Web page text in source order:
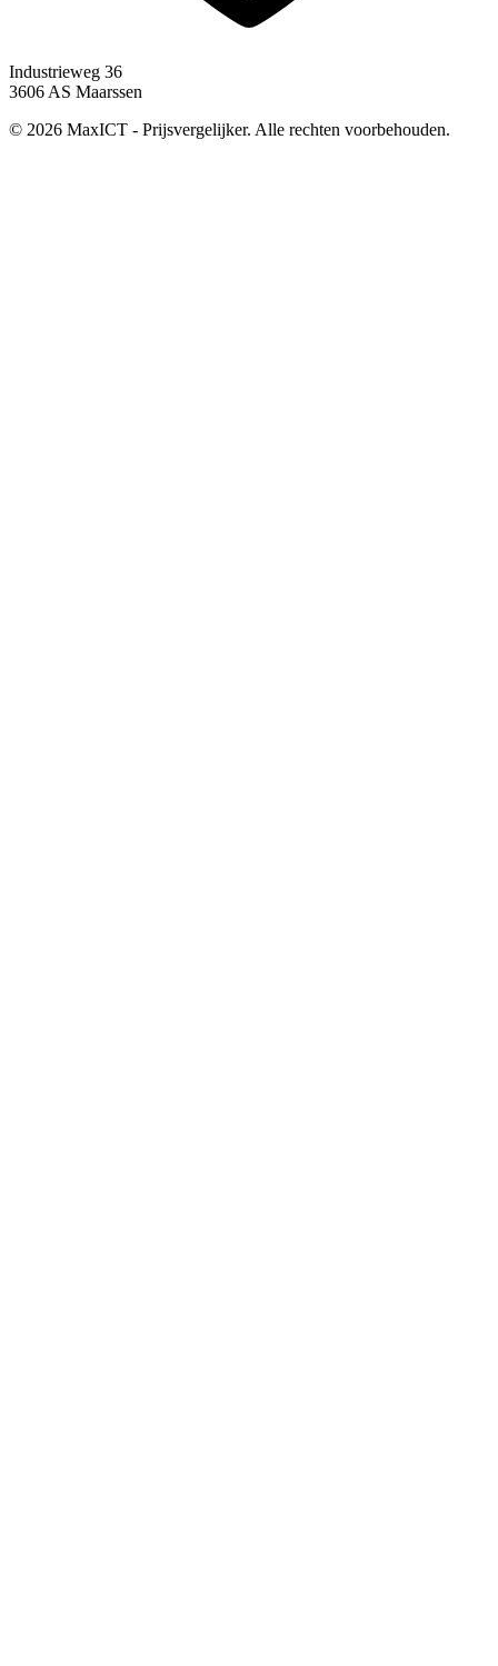
Industrieweg 36
3606 AS Maarssen
© 2026 MaxICT - Prijsvergelijker. Alle rechten voorbehouden.